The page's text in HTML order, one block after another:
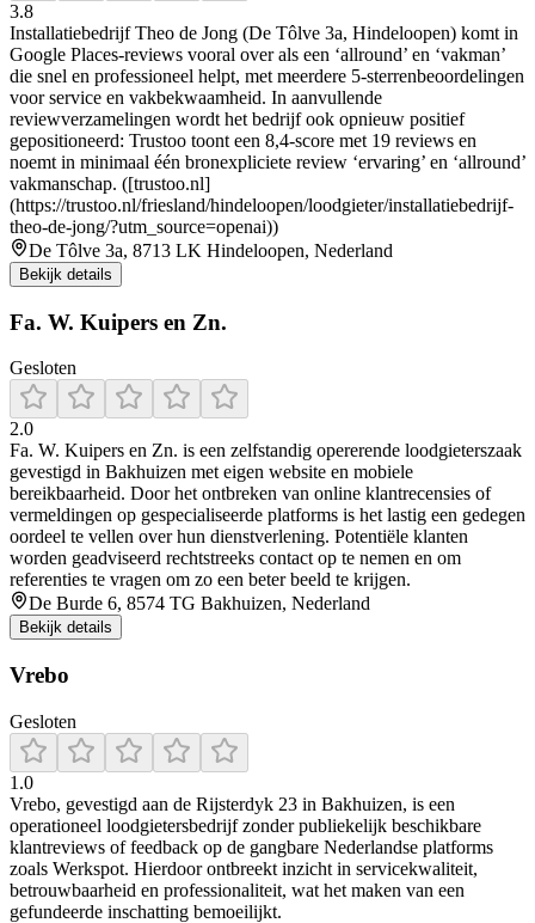
3.8
Installatiebedrijf Theo de Jong (De Tôlve 3a, Hindeloopen) komt in
Google Places-reviews vooral over als een ‘allround’ en ‘vakman’
die snel en professioneel helpt, met meerdere 5-sterrenbeoordelingen
voor service en vakbekwaamheid. In aanvullende
reviewverzamelingen wordt het bedrijf ook opnieuw positief
gepositioneerd: Trustoo toont een 8,4-score met 19 reviews en
noemt in minimaal één bronexpliciete review ‘ervaring’ en ‘allround’
vakmanschap. ([trustoo.nl]
(https://trustoo.nl/friesland/hindeloopen/loodgieter/installatiebedrijf-
theo-de-jong/?utm_source=openai))
De Tôlve 3a, 8713 LK Hindeloopen, Nederland
Bekijk details
Fa. W. Kuipers en Zn.
Gesloten
2.0
Fa. W. Kuipers en Zn. is een zelfstandig opererende loodgieterszaak
gevestigd in Bakhuizen met eigen website en mobiele
bereikbaarheid. Door het ontbreken van online klantrecensies of
vermeldingen op gespecialiseerde platforms is het lastig een gedegen
oordeel te vellen over hun dienstverlening. Potentiële klanten
worden geadviseerd rechtstreeks contact op te nemen en om
referenties te vragen om zo een beter beeld te krijgen.
De Burde 6, 8574 TG Bakhuizen, Nederland
Bekijk details
Vrebo
Gesloten
1.0
Vrebo, gevestigd aan de Rijsterdyk 23 in Bakhuizen, is een
operationeel loodgietersbedrijf zonder publiekelijk beschikbare
klantreviews of feedback op de gangbare Nederlandse platforms
zoals Werkspot. Hierdoor ontbreekt inzicht in servicekwaliteit,
betrouwbaarheid en professionaliteit, wat het maken van een
gefundeerde inschatting bemoeilijkt.